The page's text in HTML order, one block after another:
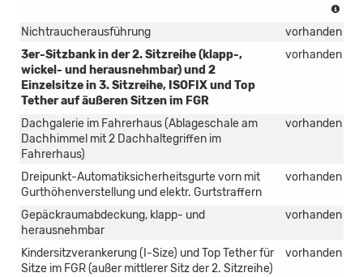
Nichtraucherausführung
vorhanden
3er-Sitzbank in der 2. Sitzreihe (klapp-,
wickel- und herausnehmbar) und 2
Einzelsitze in 3. Sitzreihe, ISOFIX und Top
Tether auf äußeren Sitzen im FGR
vorhanden
Dachgalerie im Fahrerhaus (Ablageschale am
Dachhimmel mit 2 Dachhaltegriffen im
Fahrerhaus)
vorhanden
Dreipunkt-Automatiksicherheitsgurte vorn mit
Gurthöhenverstellung und elektr. Gurtstraffern
vorhanden
Gepäckraumabdeckung, klapp- und
herausnehmbar
vorhanden
Kindersitzverankerung (I-Size) und Top Tether für
Sitze im FGR (außer mittlerer Sitz der 2. Sitzreihe)
vorhanden